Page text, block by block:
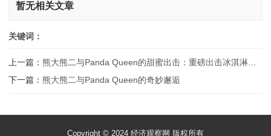
暂无相关文章
关键词：
上一篇： 熊大熊二与Panda Queen的甜蜜出击：重磅出击冰淇淋诞生记
下一篇： 熊大熊二与Panda Queen的奇妙邂逅
Copyright © 2024 经济观察网 版权所有